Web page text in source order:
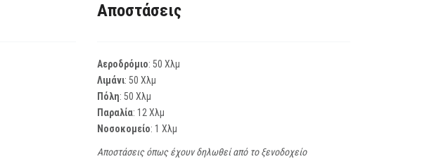
Αποστάσεις
Αεροδρόμιο: 50 Χλμ
Λιμάνι: 50 Χλμ
Πόλη: 50 Χλμ
Παραλία: 12 Χλμ
Νοσοκομείο: 1 Χλμ
Αποστάσεις όπως έχουν δηλωθεί από το ξενοδοχείο